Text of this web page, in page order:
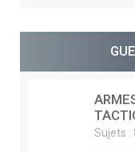
Sujets :